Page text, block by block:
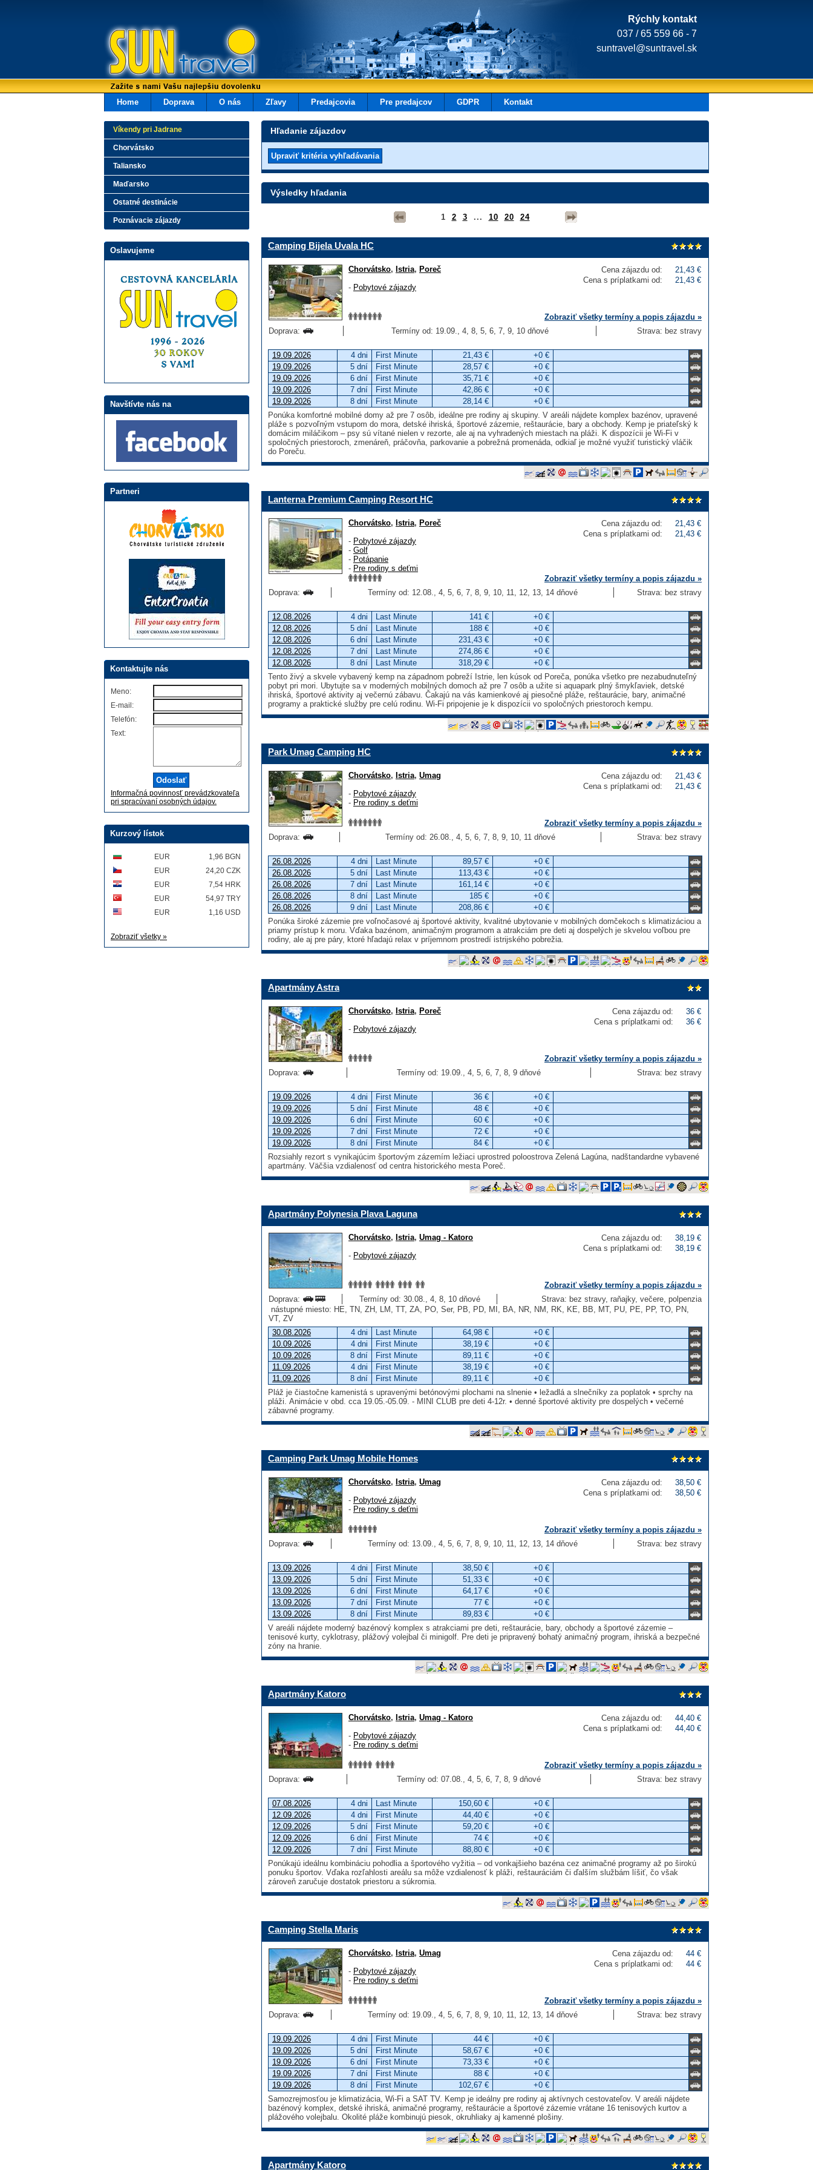
Rýchly kontakt
037 / 65 559 66 - 7
suntravel@suntravel.sk
Home Doprava O nás Zľavy Predajcovia Pre predajcov GDPR Kontakt
Hľadanie zájazdov
Výsledky hľadania
1 2 3 ... 10 20 24
Camping Bijela Uvala HC
Cena zájazdu od:
21,43 €
Cena s príplatkami od:
21,43 €
Chorvátsko, Istria, Poreč
- Pobytové zájazdy
Zobraziť všetky termíny a popis zájazdu »
Doprava:
Termíny od: 19.09., 4, 8, 5, 6, 7, 9, 10 dňové Strava: bez stravy
19.09.2026 4 dni First Minute 21,43 €
+0 €
19.09.2026
5 dní First Minute 28,57 €
+0 €
19.09.2026
6 dní First Minute 35,71 €
+0 €
19.09.2026
7 dní First Minute 42,86 €
+0 €
19.09.2026
8 dní First Minute 28,14 €
+0 €
Ponúka komfortné mobilné domy až pre 7 osôb, ideálne pre rodiny aj skupiny. V areáli nájdete komplex bazénov, upravené
pláže s pozvoľným vstupom do mora, detské ihriská, športové zázemie, reštaurácie, bary a obchody. Kemp je priateľský k
domácim miláčikom – psy sú vítané nielen v rezorte, ale aj na vyhradených miestach na pláži. K dispozícii je Wi-Fi v
spoločných priestoroch, zmenáreň, práčovňa, parkovanie a pobrežná promenáda, odkiaľ je možné využiť turistický vláčik
do Poreču.
Lanterna Premium Camping Resort HC
Cena zájazdu od:
21,43 €
Cena s príplatkami od:
21,43 €
Chorvátsko, Istria, Poreč
- Pobytové zájazdy
- Golf
- Potápanie
- Pre rodiny s deťmi
Zobraziť všetky termíny a popis zájazdu »
Doprava:
Termíny od: 12.08., 4, 5, 6, 7, 8, 9, 10, 11, 12, 13, 14 dňové Strava: bez stravy
12.08.2026 4 dni Last Minute 141 €
+0 €
12.08.2026
5 dní Last Minute 188 €
+0 €
12.08.2026
6 dní Last Minute 231,43 €
+0 €
12.08.2026
7 dní Last Minute 274,86 €
+0 €
12.08.2026
8 dní Last Minute 318,29 €
+0 €
Tento živý a skvele vybavený kemp na západnom pobreží Istrie, len kúsok od Poreča, ponúka všetko pre nezabudnuteľný
pobyt pri mori. Ubytujte sa v moderných mobilných domoch až pre 7 osôb a užite si aquapark plný šmykľaviek, detské
ihriská, športové aktivity aj večernú zábavu. Čakajú na vás kamienkové aj piesočné pláže, reštaurácie, bary, animačné
programy a praktické služby pre celú rodinu. Wi-Fi pripojenie je k dispozícii vo spoločných priestoroch kempu.
Park Umag Camping HC
Cena zájazdu od:
21,43 €
Cena s príplatkami od:
21,43 €
Chorvátsko, Istria, Umag
- Pobytové zájazdy
- Pre rodiny s deťmi
Zobraziť všetky termíny a popis zájazdu »
Doprava:
Termíny od: 26.08., 4, 5, 6, 7, 8, 9, 10, 11 dňové Strava: bez stravy
26.08.2026 4 dni Last Minute 89,57 €
+0 €
26.08.2026
5 dní Last Minute 113,43 €
+0 €
26.08.2026
7 dní Last Minute 161,14 €
+0 €
26.08.2026
8 dní Last Minute 185 €
+0 €
26.08.2026
9 dní Last Minute 208,86 €
+0 €
Ponúka široké zázemie pre voľnočasové aj športové aktivity, kvalitné ubytovanie v mobilných domčekoch s klimatizáciou a
priamy prístup k moru. Vďaka bazénom, animačným programom a atrakciám pre deti aj dospelých je skvelou voľbou pre
rodiny, ale aj pre páry, ktoré hľadajú relax v príjemnom prostredí istrijského pobrežia.
Apartmány Astra
Cena zájazdu od:
36 €
Cena s príplatkami od:
36 €
Chorvátsko, Istria, Poreč
- Pobytové zájazdy
Zobraziť všetky termíny a popis zájazdu »
Doprava:
Termíny od: 19.09., 4, 5, 6, 7, 8, 9 dňové Strava: bez stravy
19.09.2026 4 dni First Minute 36 €
+0 €
19.09.2026
5 dní First Minute 48 €
+0 €
19.09.2026
6 dní First Minute 60 €
+0 €
19.09.2026
7 dní First Minute 72 €
+0 €
19.09.2026
8 dní First Minute 84 €
+0 €
Rozsiahly rezort s vynikajúcim športovým zázemím ležiaci uprostred poloostrova Zelená Lagúna, nadštandardne vybavené
apartmány. Väčšia vzdialenosť od centra historického mesta Poreč.
Apartmány Polynesia Plava Laguna
Cena zájazdu od:
38,19 €
Cena s príplatkami od:
38,19 €
Chorvátsko, Istria, Umag - Katoro
- Pobytové zájazdy
Zobraziť všetky termíny a popis zájazdu »
Doprava:
Termíny od: 30.08., 4, 8, 10 dňové
Strava: bez stravy, raňajky, večere, polpenzia
nástupné miesto: HE, TN, ZH, LM, TT, ZA, PO, Ser, PB, PD, MI, BA, NR, NM, RK, KE, BB, MT, PU, PE, PP, TO, PN,
VT, ZV
30.08.2026
4 dni Last Minute 64,98 €
+0 €
10.09.2026
4 dni First Minute 38,19 €
+0 €
10.09.2026
8 dní First Minute 89,11 €
+0 €
11.09.2026
4 dni First Minute 38,19 €
+0 €
11.09.2026
8 dní First Minute 89,11 €
+0 €
Pláž je čiastočne kamenistá s upravenými betónovými plochami na slnenie • ležadlá a slnečníky za poplatok • sprchy na
pláži. Animácie v obd. cca 19.05.-05.09. - MINI CLUB pre deti 4-12r. • denné športové aktivity pre dospelých • večerné
zábavné programy.
Camping Park Umag Mobile Homes
Cena zájazdu od:
38,50 €
Cena s príplatkami od:
38,50 €
Chorvátsko, Istria, Umag
- Pobytové zájazdy
- Pre rodiny s deťmi
Zobraziť všetky termíny a popis zájazdu »
Doprava:
Termíny od: 13.09., 4, 5, 6, 7, 8, 9, 10, 11, 12, 13, 14 dňové Strava: bez stravy
13.09.2026 4 dni First Minute 38,50 €
+0 €
13.09.2026
5 dní First Minute 51,33 €
+0 €
13.09.2026
6 dní First Minute 64,17 €
+0 €
13.09.2026
7 dní First Minute 77 €
+0 €
13.09.2026
8 dní First Minute 89,83 €
+0 €
V areáli nájdete moderný bazénový komplex s atrakciami pre deti, reštaurácie, bary, obchody a športové zázemie –
tenisové kurty, cyklotrasy, plážový volejbal či minigolf. Pre deti je pripravený bohatý animačný program, ihriská a bezpečné
zóny na hranie.
Apartmány Katoro
Cena zájazdu od:
44,40 €
Cena s príplatkami od:
44,40 €
Chorvátsko, Istria, Umag - Katoro
- Pobytové zájazdy
- Pre rodiny s deťmi
Zobraziť všetky termíny a popis zájazdu »
Doprava:
Termíny od: 07.08., 4, 5, 6, 7, 8, 9 dňové Strava: bez stravy
07.08.2026 4 dni Last Minute 150,60 €
+0 €
12.09.2026
4 dni First Minute 44,40 €
+0 €
12.09.2026
5 dní First Minute 59,20 €
+0 €
12.09.2026
6 dní First Minute 74 €
+0 €
12.09.2026
7 dní First Minute 88,80 €
+0 €
Ponúkajú ideálnu kombináciu pohodlia a športového vyžitia – od vonkajšieho bazéna cez animačné programy až po širokú
ponuku športov. Vďaka rozľahlosti areálu sa môže vzdialenosť k pláži, reštauráciám či ďalším službám líšiť, čo však
zároveň zaručuje dostatok priestoru a súkromia.
Camping Stella Maris
Cena zájazdu od:
44 €
Cena s príplatkami od:
44 €
Chorvátsko, Istria, Umag
- Pobytové zájazdy
- Pre rodiny s deťmi
Zobraziť všetky termíny a popis zájazdu »
Doprava:
Termíny od: 19.09., 4, 5, 6, 7, 8, 9, 10, 11, 12, 13, 14 dňové Strava: bez stravy
19.09.2026 4 dni First Minute 44 €
+0 €
19.09.2026
5 dní First Minute 58,67 €
+0 €
19.09.2026
6 dní First Minute 73,33 €
+0 €
19.09.2026
7 dní First Minute 88 €
+0 €
19.09.2026
8 dní First Minute 102,67 €
+0 €
Samozrejmosťou je klimatizácia, Wi-Fi a SAT TV. Kemp je ideálny pre rodiny aj aktívnych cestovateľov. V areáli nájdete
bazénový komplex, detské ihriská, animačné programy, reštaurácie a športové zázemie vrátane 16 tenisových kurtov a
plážového volejbalu. Okolité pláže kombinujú piesok, okruhliaky aj kamenné plošiny.
Apartmány Katoro
Víkendy pri Jadrane
Chorvátsko
Taliansko
Maďarsko
Ostatné destinácie
Poznávacie zájazdy
Oslavujeme
Navštívte nás na
Partneri
Kontaktujte nás
Meno:
E-mail:
Telefón:
Text:
Informačná povinnosť prevádzkovateľa
pri spracúvaní osobných údajov.
Kurzový lístok
EUR
1,96 BGN
EUR
24,20 CZK
EUR
7,54 HRK
EUR
54,97 TRY
EUR
1,16 USD
Zobraziť všetky »